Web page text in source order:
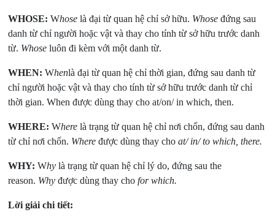
WHOSE: Whose là đại từ quan hệ chỉ sở hữu. Whose đứng sau
danh từ chỉ người hoặc vật và thay cho tính từ sở hữu trước danh
từ. Whose luôn đi kèm với một danh từ.
WHEN:Whenlà đại từ quan hệ chỉ thời gian, đứng sau danh từ
chỉ người hoặc vật và thay cho tính từ sở hữu trước danh từ chỉ
thời gian. When được dùng thay cho at/on/ in which, then.
WHERE: Where là trạng từ quan hệ chỉ nơi chốn, đứng sau danh
từ chỉ nơi chốn. Wheređược dùng thay choat/ in/ to which, there.
WHY:Why là trạng từ quan hệ chỉ lý do, đứng sau the
reason. Why được dùng thay chofor which.
Lời giải chi tiết: